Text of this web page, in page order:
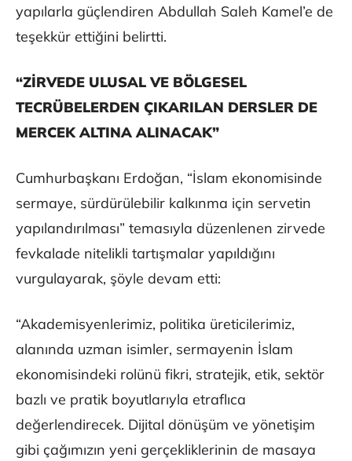
yapılarla güçlendiren Abdullah Saleh Kamel’e de
teşekkür ettiğini belirtti.
“ZİRVEDE ULUSAL VE BÖLGESEL
TECRÜBELERDEN ÇIKARILAN DERSLER DE
MERCEK ALTINA ALINACAK”
Cumhurbaşkanı Erdoğan, “İslam ekonomisinde
sermaye, sürdürülebilir kalkınma için servetin
yapılandırılması” temasıyla düzenlenen zirvede
fevkalade nitelikli tartışmalar yapıldığını
vurgulayarak, şöyle devam etti:
“Akademisyenlerimiz, politika üreticilerimiz,
alanında uzman isimler, sermayenin İslam
ekonomisindeki rolünü fikri, stratejik, etik, sektör
bazlı ve pratik boyutlarıyla etraflıca
değerlendirecek. Dijital dönüşüm ve yönetişim
gibi çağımızın yeni gerçekliklerinin de masaya